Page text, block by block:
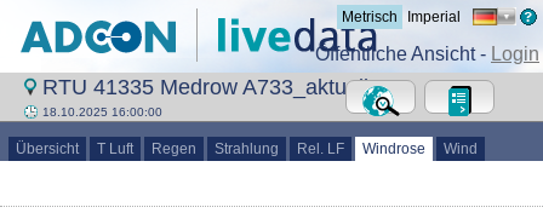
Metrisch Imperial
Öffentliche Ansicht - Login
RTU 41335 Medrow A733_aktuell
18.10.2025 16:00:00
Übersicht T Luft Regen Strahlung Rel. LF Windrose Wind